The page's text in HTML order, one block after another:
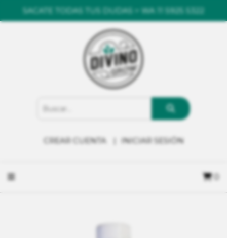
SACATE TODAS TUS DUDAS > WA 11 5925 5322
CREAR CUENTA INICIAR SESIÓN